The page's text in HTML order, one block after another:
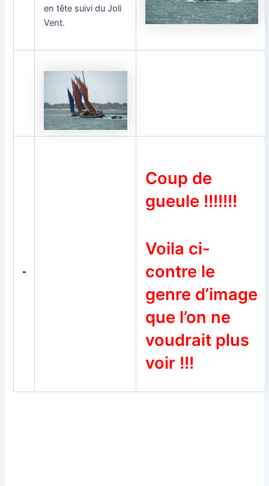
en tête suivi du Joli
Vent.
Coup de
gueule !!!!!!!
Voila ci-
contre le
genre d’image
que l’on ne
voudrait plus
voir !!!